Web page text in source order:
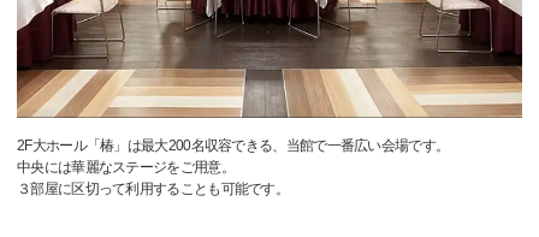
2F大ホール「椿」は最大200名収容できる、当館で一番広い会場です。
中央には華麗なステージをご用意。
３部屋に区切って利用することも可能です。